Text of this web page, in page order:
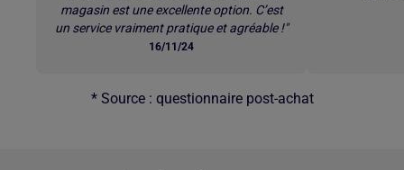
magasin est une excellente option. C’est
un service vraiment pratique et agréable !"
16/11/24
* Source : questionnaire post-achat